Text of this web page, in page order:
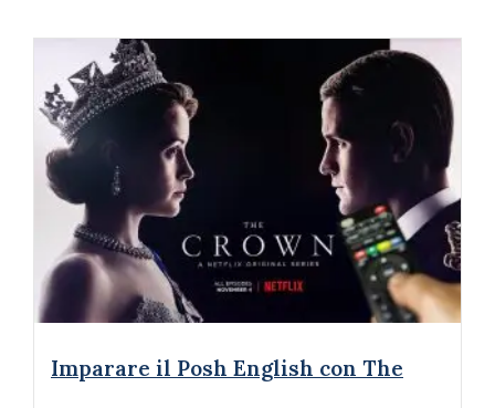
Imparare il Posh English con The